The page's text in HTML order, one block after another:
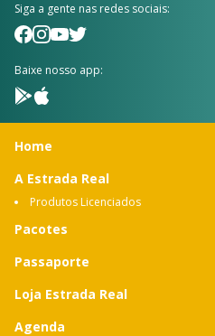
Siga a gente nas redes sociais:
Baixe nosso app:
Home
A Estrada Real
Produtos Licenciados
Pacotes
Passaporte
Loja Estrada Real
Agenda